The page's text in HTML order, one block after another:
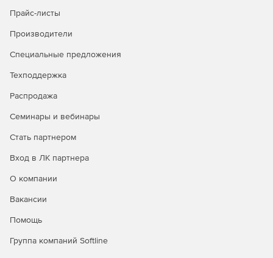
Повышение быстродействия осмотра данных за счет
ознакомления.
Взаимодействие как с адресацией четвертого
зависимости от типов проверяемых файлов.
Изоляция зараженных объектов в карантине.
конфигурациями серверов защиты и получение от
них отчетов.
Прайс-листы
Производители
Специальные предложения
Техподдержка
Распродажа
Семинары и вебинары
Стать партнером
Вход в ЛК партнера
О компании
Вакансии
Помощь
Группа компаний Softline